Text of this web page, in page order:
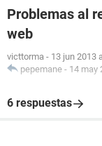
Problemas al
web
victtorma - 13 jun 2013
pepemane - 14 may
6 respuestas